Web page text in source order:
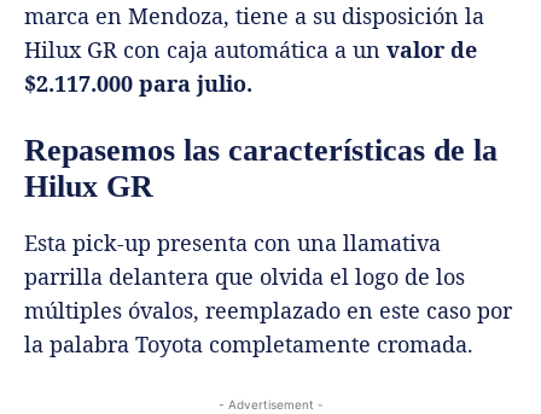
marca en Mendoza, tiene a su disposición la
Hilux GR con caja automática a un valor de
$2.117.000 para julio.
Repasemos las características de la
Hilux GR
Esta pick-up presenta con una llamativa
parrilla delantera que olvida el logo de los
múltiples óvalos, reemplazado en este caso por
la palabra Toyota completamente cromada.
- Advertisement -